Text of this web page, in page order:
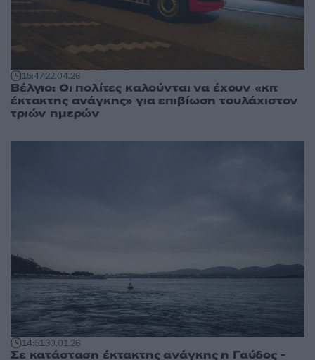
15:4722.04.26
Βέλγιο: Οι πολίτες καλούνται να έχουν «κιτ
έκτακτης ανάγκης» για επιβίωση τουλάχιστον
τριών ημερών
14:5130.01.26
Σε κατάσταση έκτακτης ανάγκης η Γαύδος -